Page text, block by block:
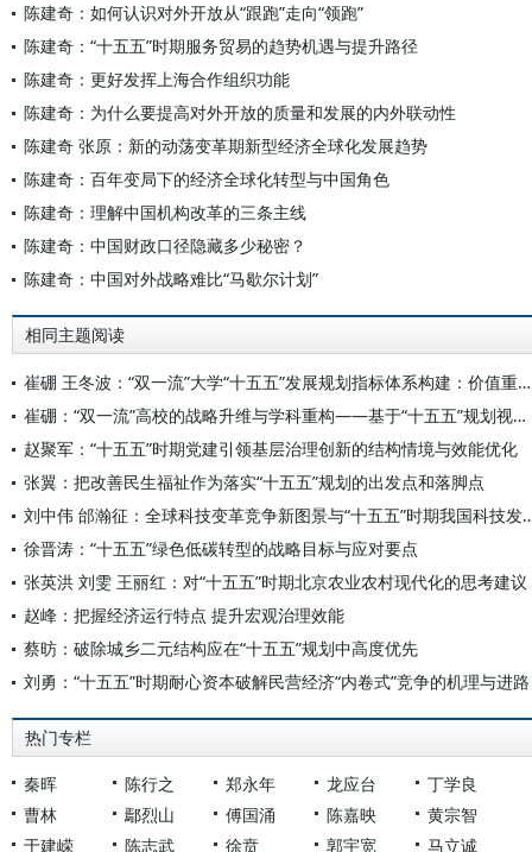
陈建奇：如何认识对外开放从“跟跑”走向“领跑”
陈建奇：“十五五”时期服务贸易的趋势机遇与提升路径
陈建奇：更好发挥上海合作组织功能
陈建奇：为什么要提高对外开放的质量和发展的内外联动性
陈建奇 张原：新的动荡变革期新型经济全球化发展趋势
陈建奇：百年变局下的经济全球化转型与中国角色
陈建奇：理解中国机构改革的三条主线
陈建奇：中国财政口径隐藏多少秘密？
陈建奇：中国对外战略难比“马歇尔计划”
相同主题阅读
崔硼 王冬波：“双一流”大学“十五五”发展规划指标体系构建：价值重构与实践路径
崔硼：“双一流”高校的战略升维与学科重构——基于“十五五”规划视角的系统性思考
赵聚军：“十五五”时期党建引领基层治理创新的结构情境与效能优化
张翼：把改善民生福祉作为落实“十五五”规划的出发点和落脚点
刘中伟 邰瀚征：全球科技变革
徐晋涛：“十五五”绿色低碳转型的战略目标与应对要点
张英洪 刘雯 王丽红：对“十五五”时期北京农业农村现代化的思考建议
赵峰：把握经济运行特点 提升宏观治理效能
蔡昉：破除城乡二元结构应在“十五五”规划中高度优先
刘勇：“十五五”时期耐心资本破解民营经济“内卷式”竞争的机理与进路
热门专栏
秦晖 陈行之 郑永年 龙应台
丁学良
曹林
鄢烈山 傅国涌 陈嘉映
黄宗智
于建嵘
陈志武 徐贲 郭宇宽 马立诚